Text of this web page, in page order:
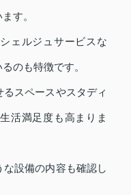
す。
ェルジュサービスな
のも特徴です。
スペースやスタディ
活満足度も高まりま
設備の内容も確認し